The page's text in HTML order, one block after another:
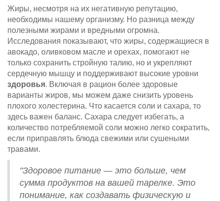
Жиры, несмотря на их негативную репутацию,
необходимы нашему организму. Но разница между
полезными жирами и вредными огромна.
Исследования показывают, что жиры, содержащиеся в
авокадо, оливковом масле и орехах, помогают не
только сохранить стройную талию, но и укрепляют
сердечную мышцу и поддерживают высокие уровни
здоровья. Включая в рацион более здоровые
варианты жиров, мы можем даже снизить уровень
плохого холестерина. Что касается соли и сахара, то
здесь важен баланс. Сахара следует избегать, а
количество потребляемой соли можно легко сократить,
если приправлять блюда свежими или сушеными
травами.
"Здоровое питание — это больше, чем
сумма продуктов на вашей тарелке. Это
понимание, как создавать физическую и